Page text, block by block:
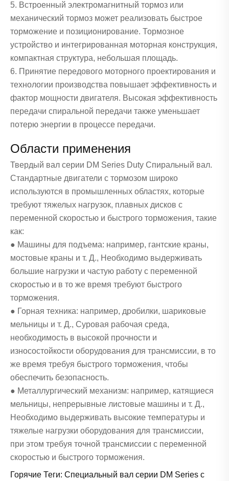
5. Встроенный электромагнитный тормоз или
механический тормоз может реализовать быстрое
торможение и позиционирование. Тормозное
устройство и интегрированная моторная конструкция,
компактная структура, небольшая площадь.
6. Принятие передового моторного проектирования и
технологии производства повышает эффективность и
фактор мощности двигателя. Высокая эффективность
передачи спиральной передачи также уменьшает
потерю энергии в процессе передачи.
Области применения
Твердый вал серии DM Series Duty Спиральный вал.
Стандартные двигатели с тормозом широко
используются в промышленных областях, которые
требуют тяжелых нагрузок, плавных дисков с
переменной скоростью и быстрого торможения, такие
как:
● Машины для подъема: например, гантские краны,
мостовые краны и т. Д., Необходимо выдерживать
большие нагрузки и частую работу с переменной
скоростью и в то же время требуют быстрого
торможения.
● Горная техника: например, дробилки, шариковые
мельницы и т. Д., Суровая рабочая среда,
необходимость в высокой прочности и
износостойкости оборудования для трансмиссии, в то
же время требуя быстрого торможения, чтобы
обеспечить безопасность.
● Металлургический механизм: например, катящиеся
мельницы, непрерывные листовые машины и т. Д.,
Необходимо выдерживать высокие температуры и
тяжелые нагрузки оборудования для трансмиссии,
при этом требуя точной трансмиссии с переменной
скоростью и быстрого торможения.
Горячие Теги: Специальный вал серии DM Series с